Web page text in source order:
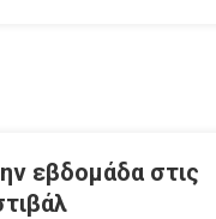
εβδομάδα στις